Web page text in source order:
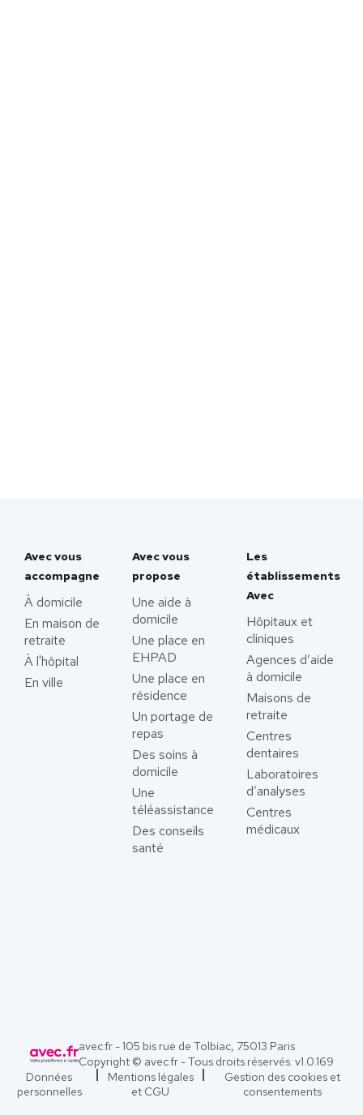
Avec vous
accompagne
À domicile
En maison de
retraite
À l'hôpital
En ville
Avec vous
propose
Une aide à
domicile
Une place en
EHPAD
Une place en
résidence
Un portage de
repas
Des soins à
domicile
Une
téléassistance
Des conseils
santé
Les
établissements
Avec
Hôpitaux et
cliniques
Agences d’aide
à domicile
Maisons de
retraite
Centres
dentaires
Laboratoires
d’analyses
Centres
médicaux
avec.fr - 105 bis rue de Tolbiac, 75013 Paris
Copyright © avec.fr - Tous droits réservés. v1.0.169
Données
personnelles
Mentions légales
et CGU
Gestion des cookies et
consentements